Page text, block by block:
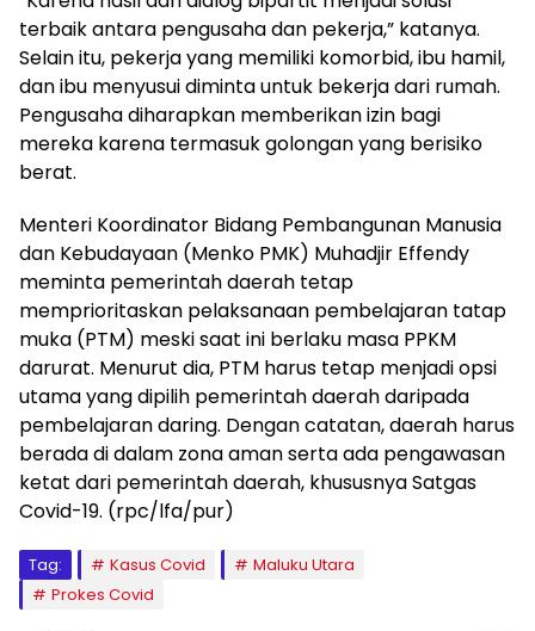
terbaik antara pengusaha dan pekerja,” katanya.
Selain itu, pekerja yang memiliki komorbid, ibu hamil,
dan ibu menyusui diminta untuk bekerja dari rumah.
Pengusaha diharapkan memberikan izin bagi
mereka karena termasuk golongan yang berisiko
berat.
Menteri Koordinator Bidang Pembangunan Manusia
dan Kebudayaan (Menko PMK) Muhadjir Effendy
meminta pemerintah daerah tetap
memprioritaskan pelaksanaan pembelajaran tatap
muka (PTM) meski saat ini berlaku masa PPKM
darurat. Menurut dia, PTM harus tetap menjadi opsi
utama yang dipilih pemerintah daerah daripada
pembelajaran daring. Dengan catatan, daerah harus
berada di dalam zona aman serta ada pengawasan
ketat dari pemerintah daerah, khususnya Satgas
Covid-19. (rpc/lfa/pur)
Tag: Kasus Covid
Maluku Utara
Prokes Covid